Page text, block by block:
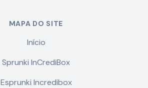
MAPA DO SITE
Início
Sprunki InCrediBox
Esprunki Incredibox